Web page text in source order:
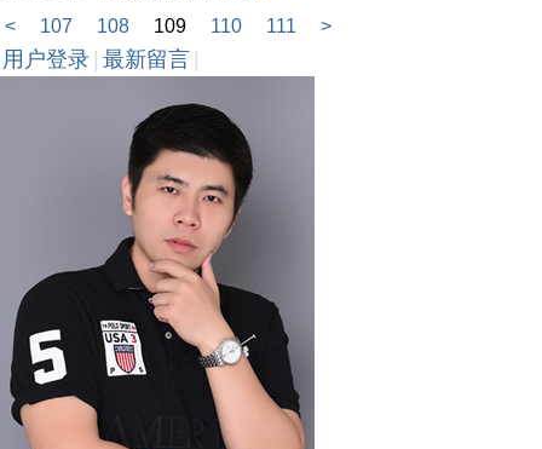
< 107 108 109 110 111 >
用户登录 最新留言